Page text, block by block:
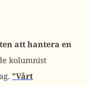
att hantera en
kolumnist
”Vårt